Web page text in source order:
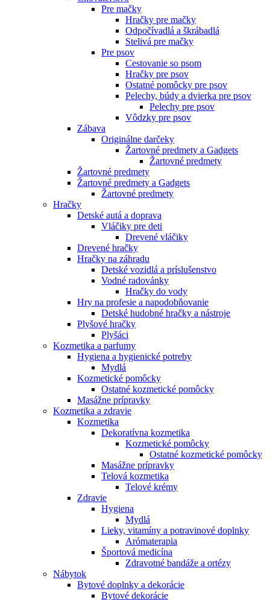
Pre mačky
Hračky pre mačky
Odpočívadlá a škrábadlá
Stelivá pre mačky
Pre psov
Cestovanie so psom
Hračky pre psov
Ostatné pomôcky pre psov
Pelechy, búdy a dvierka pre psov
Pelechy pre psov
Vôdzky pre psov
Zábava
Originálne darčeky
Žartovné predmety a Gadgets
Žartovné predmety
Žartovné predmety
Žartovné predmety a Gadgets
Žartovné predmety
Hračky
Detské autá a doprava
Vláčiky pre deti
Drevené vláčiky
Drevené hračky
Hračky na záhradu
Detské vozidlá a príslušenstvo
Vodné radovánky
Hračky do vody
Hry na profesie a napodobňovanie
Detské hudobné hračky a nástroje
Plyšové hračky
Plyšáci
Kozmetika a parfumy
Hygiena a hygienické potreby
Mydlá
Kozmetické pomôcky
Ostatné kozmetické pomôcky
Masážne prípravky
Kozmetika a zdravie
Kozmetika
Dekoratívna kozmetika
Kozmetické pomôcky
Ostatné kozmetické pomôcky
Masážne prípravky
Telová kozmetika
Telové krémy
Zdravie
Hygiena
Mydlá
Lieky, vitamíny a potravinové doplnky
Arómaterapia
Športová medicína
Zdravotné bandáže a ortézy
Nábytok
Bytové doplnky a dekorácie
Bytové dekorácie